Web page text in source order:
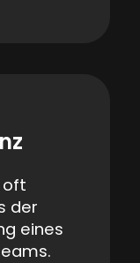
oft
der
eines